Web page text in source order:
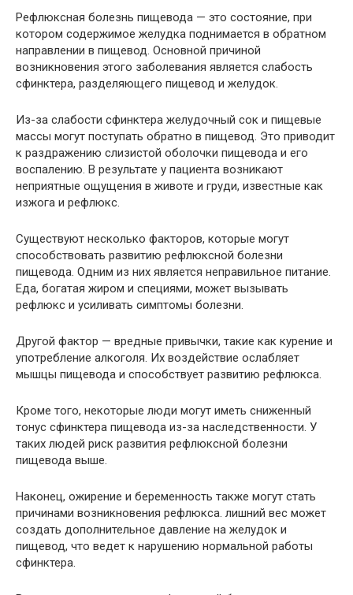
Рефлюксная болезнь пищевода — это состояние, при
котором содержимое желудка поднимается в обратном
направлении в пищевод. Основной причиной
возникновения этого заболевания является слабость
сфинктера, разделяющего пищевод и желудок.
Из-за слабости сфинктера желудочный сок и пищевые
массы могут поступать обратно в пищевод. Это приводит
к раздражению слизистой оболочки пищевода и его
воспалению. В результате у пациента возникают
неприятные ощущения в животе и груди, известные как
изжога и рефлюкс.
Существуют несколько факторов, которые могут
способствовать развитию рефлюксной болезни
пищевода. Одним из них является неправильное питание.
Еда, богатая жиром и специями, может вызывать
рефлюкс и усиливать симптомы болезни.
Другой фактор — вредные привычки, такие как курение и
употребление алкоголя. Их воздействие ослабляет
мышцы пищевода и способствует развитию рефлюкса.
Кроме того, некоторые люди могут иметь сниженный
тонус сфинктера пищевода из-за наследственности. У
таких людей риск развития рефлюксной болезни
пищевода выше.
Наконец, ожирение и беременность также могут стать
причинами возникновения рефлюкса. лишний вес может
создать дополнительное давление на желудок и
пищевод, что ведет к нарушению нормальной работы
сфинктера.